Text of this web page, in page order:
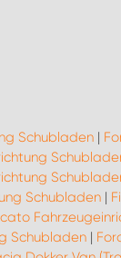
Schubladen |
Schubladen|
Schubladen|